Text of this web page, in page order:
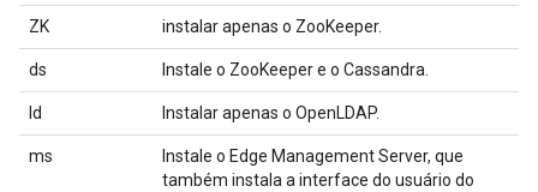
ZK instalar apenas o ZooKeeper.
ds Instale o ZooKeeper e o Cassandra.
ld Instalar apenas o OpenLDAP.
ms
Instale o Edge Management Server, que
também instala a interface do usuário do